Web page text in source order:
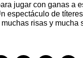
jugar con ganas a
espectáculo de
risas y mucha